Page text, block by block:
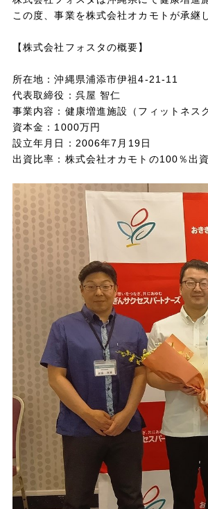
この度、事業を株式会社オカモトが承継
【株式会社フォスタの概要】
所在地：沖縄県浦添市伊祖4-21-11
代表取締役：呉屋 智仁
事業内容：健康増進施設（フィットネス
資本金：1000万円
設立年月日：2006年7月19日
出資比率：株式会社オカモトの100％出